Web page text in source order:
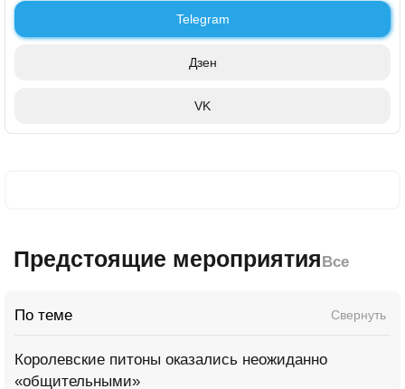
Telegram
Дзен
VK
Предстоящие мероприятияВсе
По теме Свернуть
Королевские питоны оказались неожиданно
«общительными»